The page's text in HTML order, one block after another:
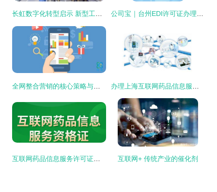
互联网+ 传统产业的催化剂